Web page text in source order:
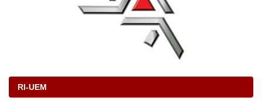
RI-UEM